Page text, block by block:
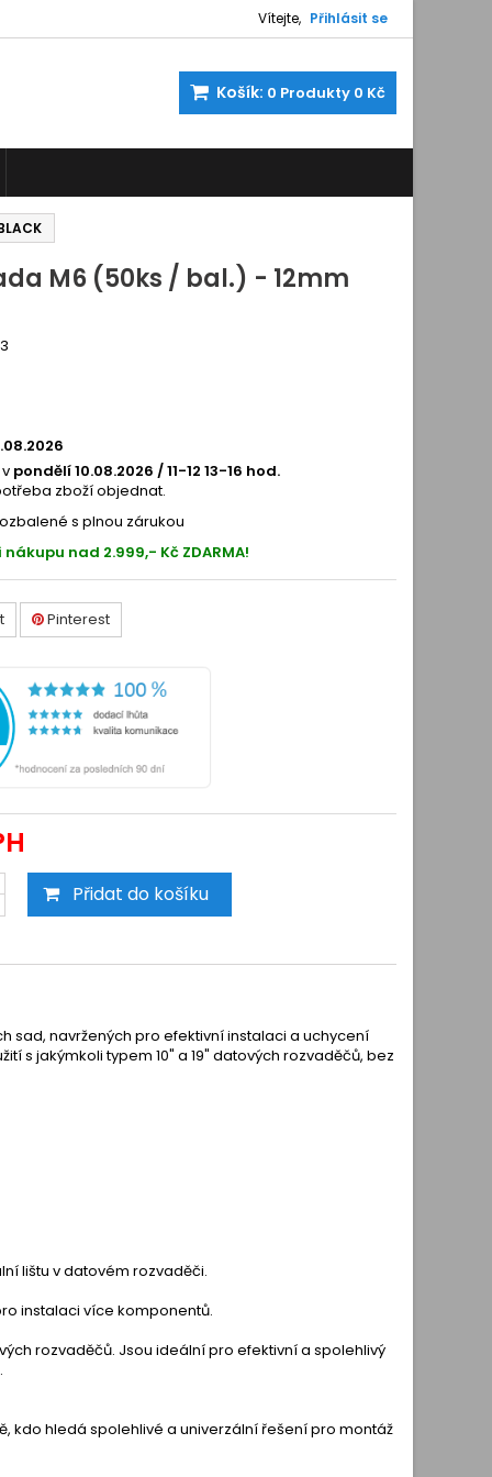
Vítejte, Přihlásit se
Košík: 0 Produkty 0 Kč
M6 (50ks / bal.) - 12mm
pondělí 10.08.2026 / 11-12 13-16 hod.
zboží objednat.
s plnou zárukou
nad 2.999,- Kč ZDARMA!
Pinterest
Přidat do košíku
sad, navržených pro efektivní instalaci a uchycení
s jakýmkoli typem 10" a 19" datových rozvaděčů, bez
lištu v datovém rozvaděči.
instalaci více komponentů.
rozvaděčů. Jsou ideální pro efektivní a spolehlivý
kdo hledá spolehlivé a univerzální řešení pro montáž